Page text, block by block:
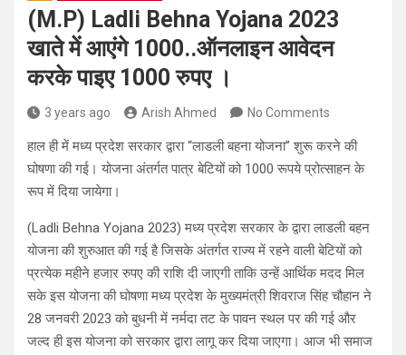
(M.P) Ladli Behna Yojana 2023
खाते में आएंगे 1000..ऑनलाइन आवेदन
करके पाइए 1000 रुपए ।
3 years ago Arish Ahmed No Comments
हाल ही में मध्य प्रदेश सरकार द्वारा “लाडली बहना योजना” शुरू करने की
घोषणा की गई। योजना अंतर्गत पात्र बेटियों को 1000 रूपये प्रोत्साहन के
रूप में दिया जायेगा।
(Ladli Behna Yojana 2023) मध्य प्रदेश सरकार के द्वारा लाडली बहन
योजना की शुरुआत की गई है जिसके अंतर्गत राज्य में रहने वाली बेटियों को
प्रत्येक महीने हजार रुपए की राशि दी जाएगी ताकि उन्हें आर्थिक मदद मिल
सके इस योजना की घोषणा मध्य प्रदेश के मुख्यमंत्री शिवराज सिंह चौहान ने
28 जनवरी 2023 को बुधनी में नर्मदा तट के पावन स्थल पर की गई और
जल्द ही इस योजना को सरकार द्वारा लागू कर दिया जाएगा। आज भी समाज